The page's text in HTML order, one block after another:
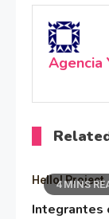
Agencia
4 MINS
Hello! Project
Integrantes